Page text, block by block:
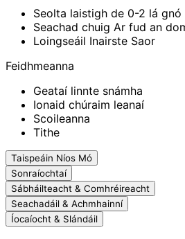
Seolta laistigh de 0-2 lá gnó
Seachad chuig Ar fud an
Loingseáil Inairste Saor
Feidhmeanna
Geataí linnte snámha
Ionaid chúraim leanaí
Scoileanna
Tithe
Taispeáin Níos Mó
Sonraíochtaí
Sábháilteacht & Comhréireacht
Seachadáil & Achmhainní
Íocaíocht & Slándáil